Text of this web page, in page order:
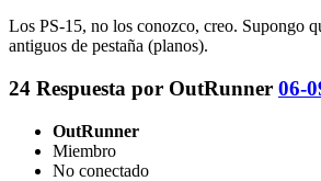
Los PS-15, no los conozco, creo. Supongo
antiguos de pestaña (planos).
24 Respuesta por OutRunner 06-
OutRunner
Miembro
No conectado